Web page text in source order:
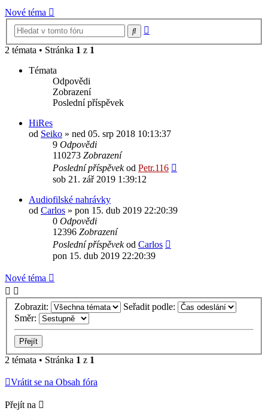
Nové téma
Hledat
2 témata • Stránka 1 z 1
Témata
Odpovědi
Zobrazení
Poslední příspěvek
HiRes
od Seiko » ned 05. srp 2018 10:13:37
9 Odpovědi
110273 Zobrazení
Poslední příspěvekod Petr.116
sob 21. zář 2019 1:39:12
Audiofilské nahrávky
od Carlos » pon 15. dub 2019 22:20:39
0 Odpovědi
12396 Zobrazení
Poslední příspěvekod Carlos
pon 15. dub 2019 22:20:39
Nové téma
Zobrazit:
Seřadit podle:
Směr:
2 témata • Stránka 1 z 1
Vrátit se na Obsah fóra
Přejít na